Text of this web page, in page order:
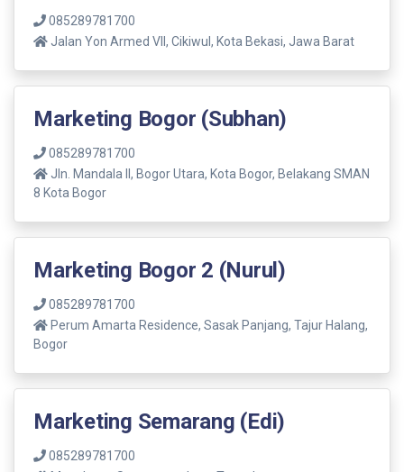
085289781700
Jalan Yon Armed VII, Cikiwul, Kota Bekasi, Jawa Barat
Marketing Bogor (Subhan)
085289781700
Jln. Mandala ll, Bogor Utara, Kota Bogor, Belakang SMAN
8 Kota Bogor
Marketing Bogor 2 (Nurul)
085289781700
Perum Amarta Residence, Sasak Panjang, Tajur Halang,
Bogor
Marketing Semarang (Edi)
085289781700